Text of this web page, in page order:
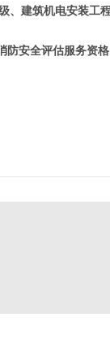
、建筑机电安装工
安全评估服务资格